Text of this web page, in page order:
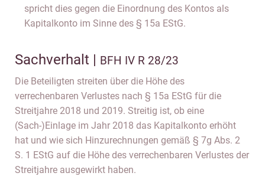
spricht dies gegen die Einordnung des Kontos als
Kapitalkonto im Sinne des § 15a EStG.
Sachverhalt | BFH IV R 28/23
Die Beteiligten streiten über die Höhe des
verrechenbaren Verlustes nach § 15a EStG für die
Streitjahre 2018 und 2019. Streitig ist, ob eine
(Sach-)Einlage im Jahr 2018 das Kapitalkonto erhöht
hat und wie sich Hinzurechnungen gemäß § 7g Abs. 2
S. 1 EStG auf die Höhe des verrechenbaren Verlustes der
Streitjahre ausgewirkt haben.